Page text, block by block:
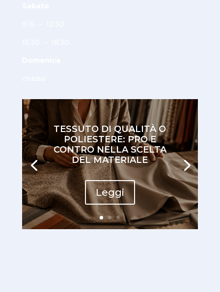
TESSUTO DI QUALITÀ O
POLIESTERE: PRO E
CONTRO NELLA SCELTA
DEL MATERIALE
Leggi